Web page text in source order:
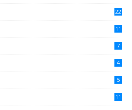
22
11
7
4
5
11